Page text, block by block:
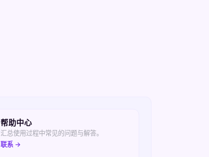
帮助中心
汇总使用过程中常见的问题与解答。
联系 →